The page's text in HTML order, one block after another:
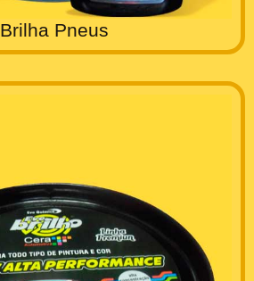
Brilha Pneus